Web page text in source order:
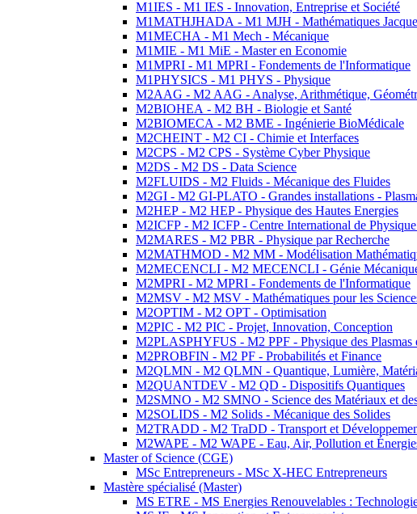
M1IES - M1 IES - Innovation, Entreprise et Société
M1MATHJHADA - M1 MJH - Mathématiques
M1MECHA - M1 Mech - Mécanique
M1MIE - M1 MiE - Master en Economie
M1MPRI - M1 MPRI - Fondements de l'Informatique
M1PHYSICS - M1 PHYS - Physique
M2AAG - M2 AAG - Analyse, Arithmétique,
M2BIOHEA - M2 BH - Biologie et Santé
M2BIOMECA - M2 BME - Ingénierie BioMédicale
M2CHEINT - M2 CI - Chimie et Interfaces
M2CPS - M2 CPS - Système Cyber Physique
M2DS - M2 DS - Data Science
M2FLUIDS - M2 Fluids - Mécanique des Fluides
M2GI - M2 GI-PLATO - Grandes installations -
M2HEP - M2 HEP - Physique des Hautes Energies
M2ICFP - M2 ICFP - Centre International de
M2MARES - M2 PBR - Physique par Recherche
M2MATHMOD - M2 MM - Modélisation
M2MECENCLI - M2 MECENCLI - Génie
M2MPRI - M2 MPRI - Fondements de l'Informatique
M2MSV - M2 MSV - Mathématiques pour les
M2OPTIM - M2 OPT - Optimisation
M2PIC - M2 PIC - Projet, Innovation, Conception
M2PLASPHYFUS - M2 PPF - Physique des Plasmas
M2PROBFIN - M2 PF - Probabilités et Finance
M2QLMN - M2 QLMN - Quantique, Lumière,
M2QUANTDEV - M2 QD - Dispositifs Quantiques
M2SMNO - M2 SMNO - Science des Matériaux et
M2SOLIDS - M2 Solids - Mécanique des Solides
M2TRADD - M2 TraDD - Transport et
M2WAPE - M2 WAPE - Eau, Air, Pollution et
Master of Science (CGE)
MSc Entrepreneurs - MSc X-HEC Entrepreneurs
Mastère spécialisé (Master)
MS ETRE - MS Energies Renouvelables :